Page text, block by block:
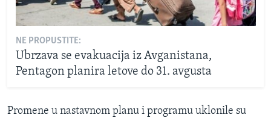
NE PROPUSTITE:
Ubrzava se evakuacija iz Avganistana,
Pentagon planira letove do 31. avgusta
Promene u nastavnom planu i programu uklonile su